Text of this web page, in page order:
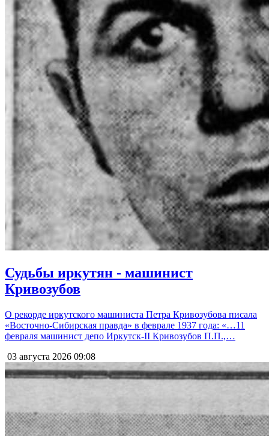
Судьбы иркутян - машинист
Кривозубов
О рекорде иркутского машиниста Петра Кривозубова писала
«Восточно-Сибирская правда» в феврале 1937 года: «…11
февраля машинист депо Иркутск-II Кривозубов П.П.,…
03 августа 2026 09:08